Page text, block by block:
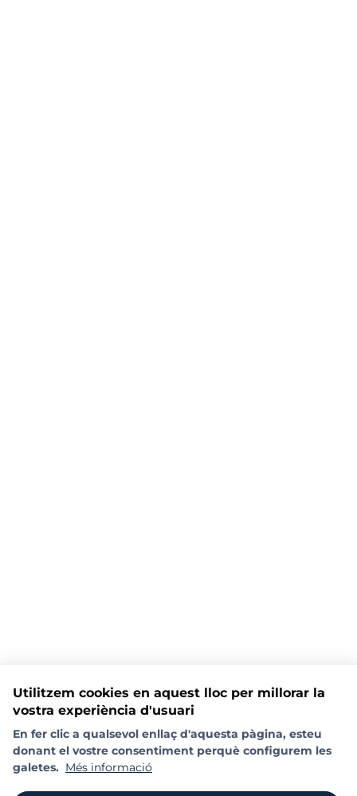
Utilitzem cookies en aquest lloc per millorar la
vostra experiència d'usuari
En fer clic a qualsevol enllaç d'aquesta pàgina, esteu
donant el vostre consentiment perquè configurem les
galetes. Més informació